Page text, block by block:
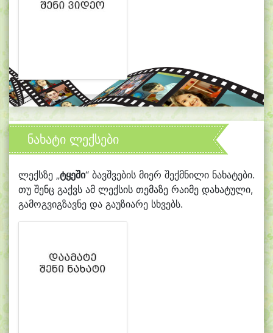
ნახატი ლექსები
ლექსზე „ტყეში“ ბავშვების მიერ შექმნილი ნახატები.
თუ შენც გაქვს ამ ლექსის თემაზე რაიმე დახატული,
გამოგვიგზავნე და გაუზიარე სხვებს.